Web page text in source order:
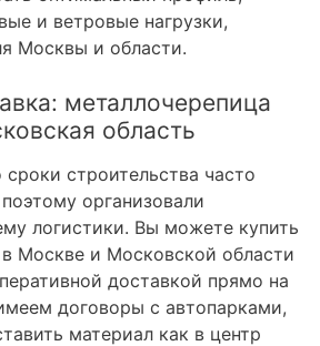
и ветровые нагрузки,
Москвы и области.
металлочерепица
область
строительства часто
организовали
логистики. Вы можете купить
Москве и Московской области
доставкой прямо на
договоры с автопарками,
материал как в центр